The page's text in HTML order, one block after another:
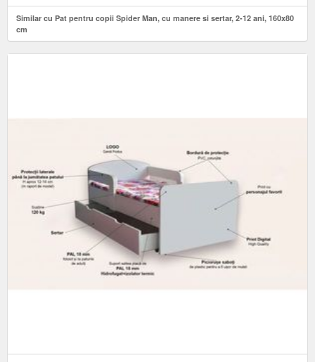
Similar cu Pat pentru copii Spider Man, cu manere si sertar, 2-12 ani, 160x80
cm